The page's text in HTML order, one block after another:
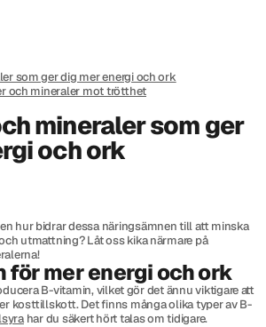
som ger dig mer energi och ork
och mineraler mot trötthet
mineraler som ger
och ork
hur bidrar dessa näringsämnen till att minska
utmattning? Låt oss kika närmare på
för mer energi och ork
B-vitamin, vilket gör det ännu viktigare att
kosttillskott. Det finns många olika typer av B-
har du säkert hört talas om tidigare.